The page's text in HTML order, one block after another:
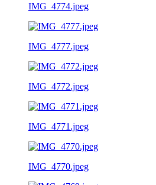
IMG_4774.jpeg
IMG_4777.jpeg
IMG_4772.jpeg
IMG_4771.jpeg
IMG_4770.jpeg